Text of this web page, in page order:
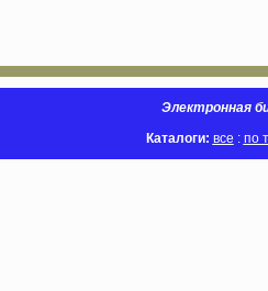
Электронная
Каталоги: все : по